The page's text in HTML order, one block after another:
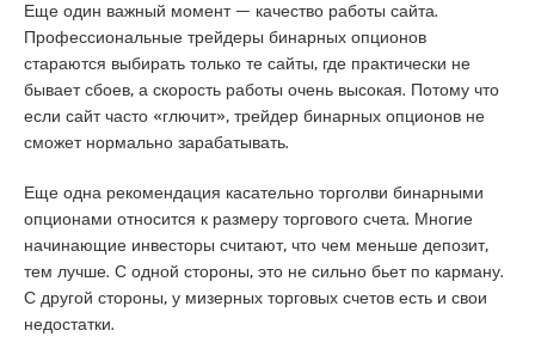
Еще один важный момент — качество работы сайта.
Профессиональные трейдеры бинарных опционов
стараются выбирать только те сайты, где практически не
бывает сбоев, а скорость работы очень высокая. Потому что
если сайт часто «глючит», трейдер бинарных опционов не
сможет нормально зарабатывать.
Еще одна рекомендация касательно торголви бинарными
опционами относится к размеру торгового счета. Многие
начинающие инвесторы считают, что чем меньше депозит,
тем лучше. С одной стороны, это не сильно бьет по карману.
С другой стороны, у мизерных торговых счетов есть и свои
недостатки.